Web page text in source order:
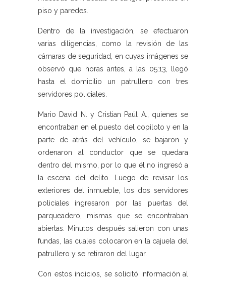
piso y paredes.
Dentro de la investigación, se efectuaron
varias diligencias, como la revisión de las
cámaras de seguridad, en cuyas imágenes se
observó que horas antes, a las 05:13, llegó
hasta el domicilio un patrullero con tres
servidores policiales.
Mario David N. y Cristian Paúl A., quienes se
encontraban en el puesto del copiloto y en la
parte de atrás del vehículo, se bajaron y
ordenaron al conductor que se quedara
dentro del mismo, por lo que él no ingresó a
la escena del delito. Luego de revisar los
exteriores del inmueble, los dos servidores
policiales ingresaron por las puertas del
parqueadero, mismas que se encontraban
abiertas. Minutos después salieron con unas
fundas, las cuales colocaron en la cajuela del
patrullero y se retiraron del lugar.
Con estos indicios, se solicitó información al